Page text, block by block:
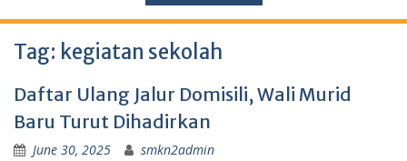
Tag: kegiatan sekolah
Daftar Ulang Jalur Domisili, Wali Murid
Baru Turut Dihadirkan
June 30, 2025 smkn2admin